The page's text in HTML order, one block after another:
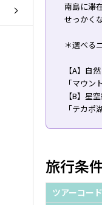
南島に滞
せっかく
＊選べる
【A】自
「マウ
【B】星
「テカ
旅行条
ツアーコード